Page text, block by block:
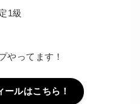
1級
やってます！
ルはこちら！